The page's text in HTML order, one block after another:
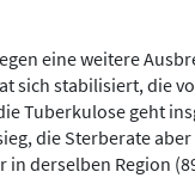
eine weitere
sich stabilisiert, die
Tuberkulose geht
die Sterberate
derselben Region